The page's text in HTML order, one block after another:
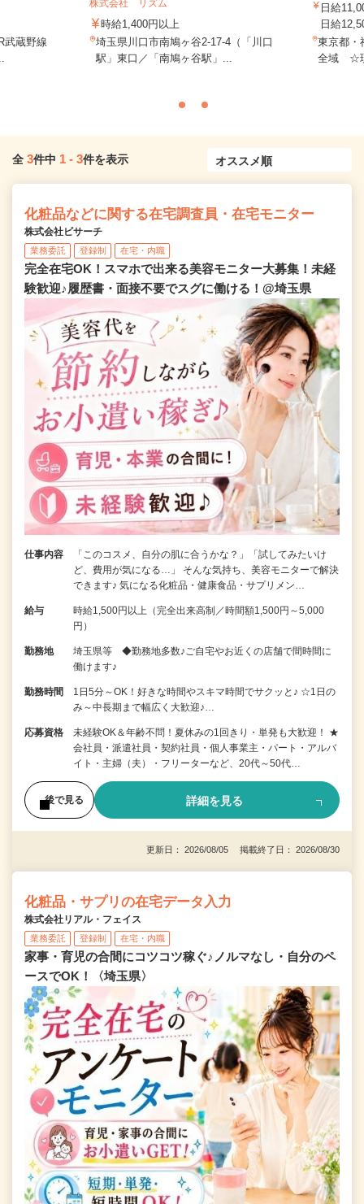
武蔵野線
株式会社 リズム
時給1,400円以上
埼玉県川口市南鳩ヶ谷2-17-4（「川口
駅」東口／「南鳩ヶ谷駅」...
日給
日給
東京都・
全域 ☆
全 3件中 1 - 3件を表示
化粧品などに関する在宅調査員・在宅モニター
株式会社ビサーチ
業務委託 登録制 在宅・内職
完全在宅OK！スマホで出来る美容モニター大募集！未経
験歓迎♪履歴書・面接不要でスグに働ける！@埼玉県
仕事内容
「このコスメ、自分の肌に合うかな？」「試してみたいけ
ど、費用が気になる…」 そんな気持ち、美容モニターで解決
できます♪ 気になる化粧品・健康食品・サプリメン…
給与
時給1,500円以上（完全出来高制／時間額1,500円～5,000
円）
勤務地
埼玉県等 ◆勤務地多数♪ご自宅やお近くの店舗で間時間に
働けます♪
勤務時間
1日5分～OK！好きな時間やスキマ時間でサクッと♪ ☆1日の
み～中長期まで幅広く大歓迎♪…
応募資格
未経験OK＆年齢不問！夏休みの1回きり・単発も大歓迎！ ★
会社員・派遣社員・契約社員・個人事業主・パート・アルバ
イト・主婦（夫）・フリーターなど、20代～50代…
後で見る 詳細を見る
更新日： 2026/08/05 掲載終了日： 2026/08/30
化粧品・サプリの在宅データ入力
株式会社リアル・フェイス
業務委託 登録制 在宅・内職
家事・育児の合間にコツコツ稼ぐ♪ノルマなし・自分のペ
ースでOK！〈埼玉県〉